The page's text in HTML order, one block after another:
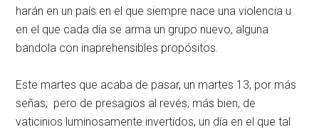
harán en un país en el que siempre nace una violencia u
en el que cada día se arma un grupo nuevo, alguna
bandola con inaprehensibles propósitos.
Este martes que acaba de pasar, un martes 13, por más
señas; pero de presagios al revés; más bien, de
vaticinios luminosamente invertidos, un día en el que tal